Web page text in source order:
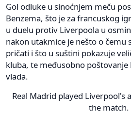
Gol odluke u sinoćnjem meču
Benzema, što je za francuskog
u duelu protiv Liverpoola u
nakon utakmice je nešto o čemu
pričati i što u suštini pokazuje
kluba, te međusobno
vlada.
Real Madrid played Liverpool's
the match.